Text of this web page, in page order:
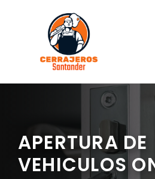
contenido
APERTURA DE
VEHICULOS